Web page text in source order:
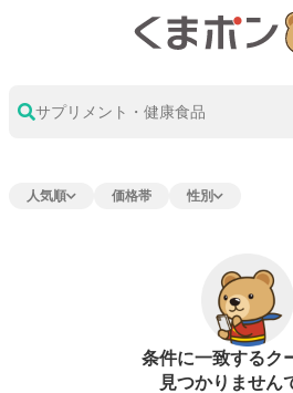
サプリメント・健康食品
人気順 価格帯 性別
条件に一致するク
見つかりません